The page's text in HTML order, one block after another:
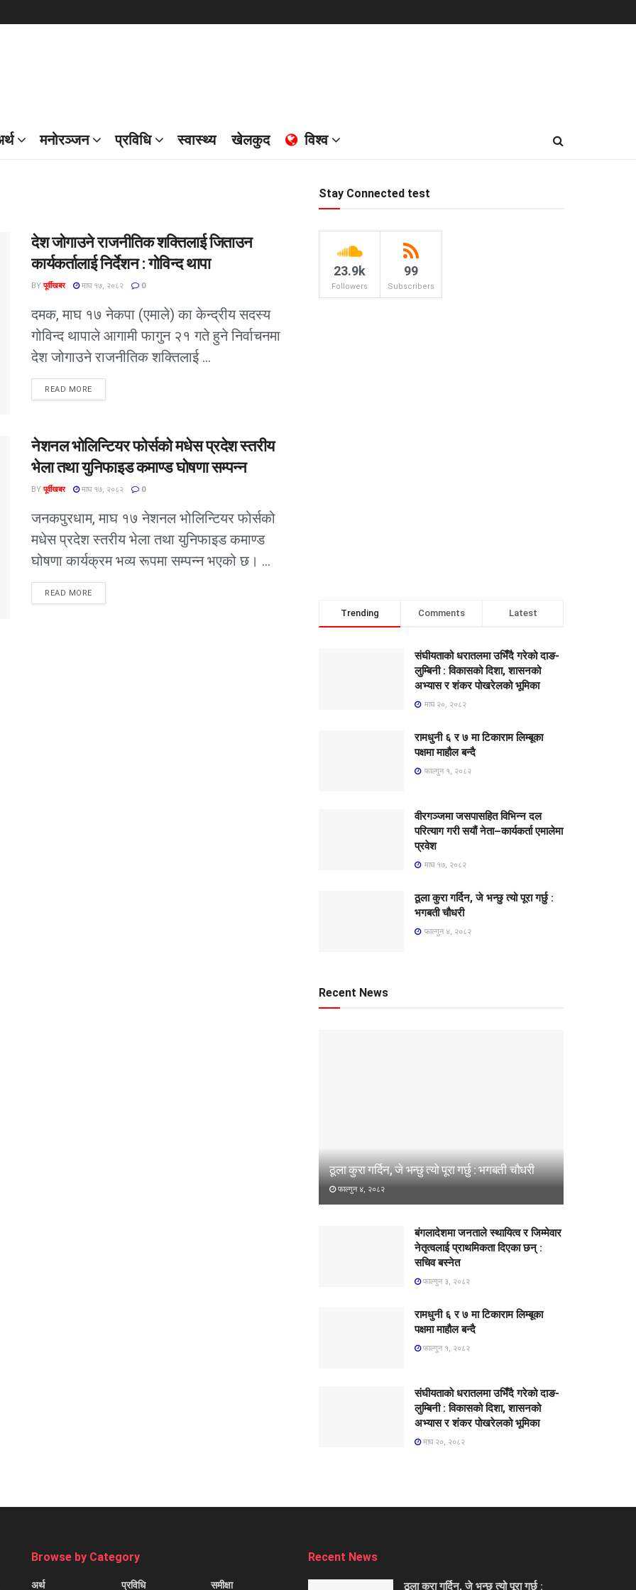
मनोरञ्जन प्रविधि स्वास्थ्य खेलकुद विश्व
देश जोगाउने राजनीतिक शक्तिलाई जिताउन
कार्यकर्तालाई निर्देशन : गोविन्द थापा
BY पूर्वीखबर माघ १७, २०८२ 0
दमक, माघ १७ नेकपा (एमाले) का केन्द्रीय सदस्य
गोविन्द थापाले आगामी फागुन २१ गते हुने निर्वाचनमा
देश जोगाउने राजनीतिक शक्तिलाई ...
READ MORE
नेशनल भोलिन्टियर फोर्सको मधेस प्रदेश स्तरीय
भेला तथा युनिफाइड कमाण्ड घोषणा सम्पन्न
BY पूर्वीखबर माघ १७, २०८२ 0
जनकपुरधाम, माघ १७ नेशनल भोलिन्टियर फोर्सको
मधेस प्रदेश स्तरीय भेला तथा युनिफाइड कमाण्ड
घोषणा कार्यक्रम भव्य रूपमा सम्पन्न भएको छ। ...
READ MORE
Stay Connected test
23.9k
Followers
99
Subscribers
Trending Comments Latest
संघीयताको धरातलमा उभिँदै गरेको दाङ-
लुम्बिनी : विकासको दिशा, शासनको
अभ्यास र शंकर पोखरेलको भूमिका
माघ २०, २०८२
रामधुनी ६ र ७ मा टिकाराम लिम्बूका
पक्षमा माहौल बन्दै
फाल्गुन १, २०८२
वीरगञ्जमा जसपासहित विभिन्न दल
परित्याग गरी सयौं नेता–कार्यकर्ता एमालेमा
प्रवेश
माघ १७, २०८२
ठूला कुरा गर्दिन, जे भन्छु त्यो पूरा गर्छु :
भगबती चौधरी
फाल्गुन ४, २०८२
Recent News
ठूला कुरा गर्दिन, जे भन्छु त्यो पूरा गर्छु : भगबती चौधरी
फाल्गुन ४, २०८२
बंगलादेशमा जनताले स्थायित्व र जिम्मेवार
नेतृत्वलाई प्राथमिकता दिएका छन् :
सचिव बस्नेत
फाल्गुन ३, २०८२
रामधुनी ६ र ७ मा टिकाराम लिम्बूका
पक्षमा माहौल बन्दै
फाल्गुन १, २०८२
संघीयताको धरातलमा उभिँदै गरेको दाङ-
लुम्बिनी : विकासको दिशा, शासनको
अभ्यास र शंकर पोखरेलको भूमिका
माघ २०, २०८२
Browse by Category
अर्थ प्रविधि समीक्षा
Recent News
ठूला कुरा गर्दिन, जे भन्छु त्यो पूरा गर्छु :